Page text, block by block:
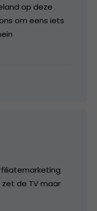
op deze
om eens iets
zet de TV maar